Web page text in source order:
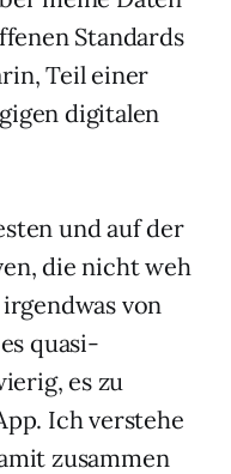
Standards
Teil einer
digitalen
und auf der
die nicht weh
von
quasi-
es zu
Ich verstehe
zusammen